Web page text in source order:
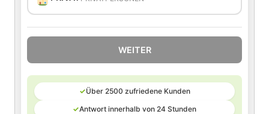
WEITER
✓Über 2500 zufriedene Kunden
✓Antwort innerhalb von 24 Stunden